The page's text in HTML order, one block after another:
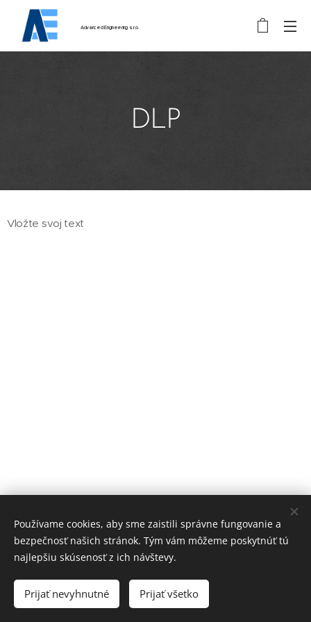
AdvancedEngineering s.r.o.
DLP
Vložte svoj text
Copyright © 2017-2023
Advanced Engineering s.r.o.
Používame cookies, aby sme zaistili správne fungovanie a
bezpečnosť našich stránok. Tým vám môžeme poskytnúť tú
najlepšiu skúsenosť z ich návštevy.
Prijať nevyhnutné Prijať všetko